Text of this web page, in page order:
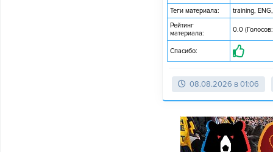
Теги материала:
training, ENG
Рейтинг
материала:
0.0
Спасибо:
08.08.2026 в 01:06